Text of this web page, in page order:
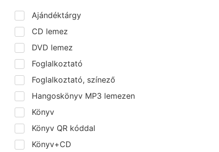
Ajándéktárgy
CD lemez
DVD lemez
Foglalkoztató
Foglalkoztató, színező
Hangoskönyv MP3 lemezen
Könyv
Könyv QR kóddal
Könyv+CD